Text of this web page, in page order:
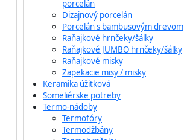
porcelán
Dizajnový porcelán
Porcelán s bambusovým drevom
Raňajkové hrnčeky/šálky
Raňajkové JUMBO hrnčeky/šálky
Raňajkové misky
Zapekacie misy / misky
Keramika úžitková
Someliérske potreby
Termo-nádoby
Termofóry
Termodžbány